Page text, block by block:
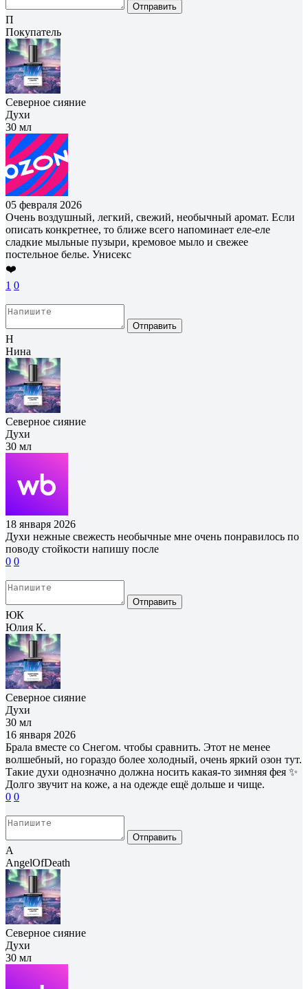
Отправить
П
Покупатель
Северное сияние
Духи
30 мл
05 февраля 2026
Очень воздушный, легкий, свежий, необычный аромат. Если
описать конкретнее, то ближе всего напоминает еле-еле
сладкие мыльные пузыри, кремовое мыло и свежее
постельное белье. Унисекс
❤️
1 0
Отправить
Н
Нина
Северное сияние
Духи
30 мл
18 января 2026
Духи нежные свежесть необычные мне очень понравилось по
поводу стойкости напишу после
0 0
Отправить
ЮК
Юлия К.
Северное сияние
Духи
30 мл
16 января 2026
Брала вместе со Снегом. чтобы сравнить. Этот не менее
волшебный, но гораздо более холодный, очень яркий озон тут.
Такие духи однозначно должна носить какая-то зимняя фея ✨
Долго звучит на коже, а на одежде ещё дольше и чище.
0 0
Отправить
A
AngelOfDeath
Северное сияние
Духи
30 мл